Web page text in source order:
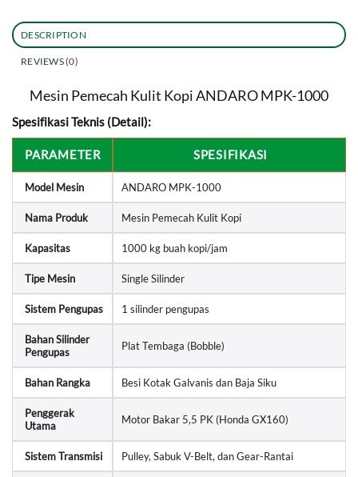
DESCRIPTION
REVIEWS (0)
Mesin Pemecah Kulit Kopi ANDARO MPK-1000
Spesifikasi Teknis (Detail):
PARAMETER SPESIFIKASI
Model Mesin ANDARO MPK-1000
Nama Produk Mesin Pemecah Kulit Kopi
Kapasitas 1000 kg buah kopi/jam
Tipe Mesin Single Silinder
Sistem Pengupas 1 silinder pengupas
Bahan Silinder
Pengupas
Plat Tembaga (Bobble)
Bahan Rangka Besi Kotak Galvanis dan Baja Siku
Penggerak
Utama
Motor Bakar 5,5 PK (Honda GX160)
Sistem Transmisi Pulley, Sabuk V-Belt, dan Gear-Rantai